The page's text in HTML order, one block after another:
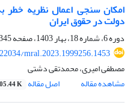
امکان سنجی اعمال نظریه خطر
دولت در حقوق ایران
دوره 6، شماره 18، بهار 1403، صفحه
368
mral.2023.1999256.1453
مصطفی امیری، محمدتقی دشتی
مشاهده مقاله
اصل مقاله K